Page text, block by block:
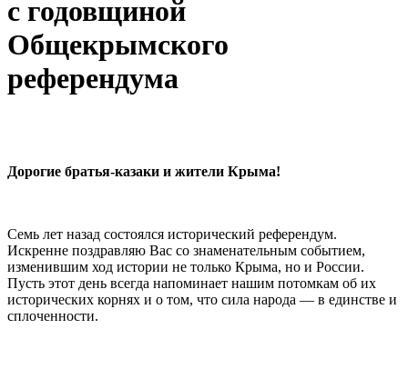
с годовщиной
Общекрымского
референдума
Дорогие братья-казаки и жители Крыма!
Семь лет назад состоялся исторический референдум.
Искренне поздравляю Вас со знаменательным событием,
изменившим ход истории не только Крыма, но и России.
Пусть этот день всегда напоминает нашим потомкам об их
исторических корнях и о том, что сила народа — в единстве и
сплоченности.